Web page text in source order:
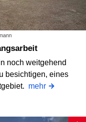
noch weitgehend
besichtigen, eines
mehr